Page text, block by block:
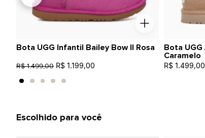
Bota UGG Infantil Bailey Bow II Rosa
R$ 1.499,00 R$ 1.199,00
Bota UGG
Caramelo
R$ 1.499,00
Escolhido para você